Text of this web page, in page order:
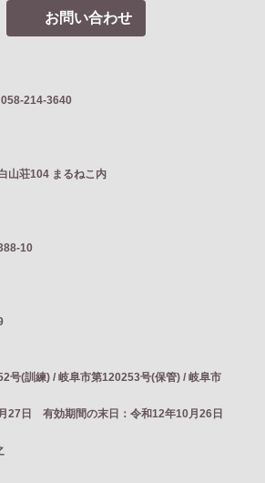
お問い合わせ
214-3640
山荘104 まるねこ内
10
号(訓練) / 岐阜市第120253号(保管) / 岐阜市
27日 有効期間の末日：令和12年10月26日